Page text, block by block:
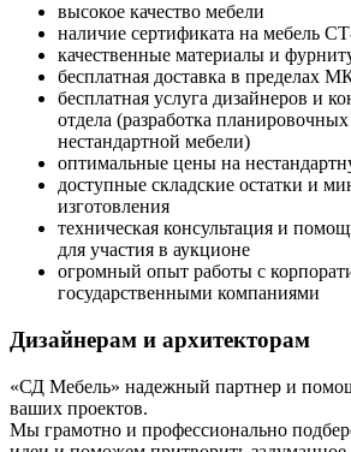
высокое качество мебели
наличие сертификата на мебель
качественные материалы и
бесплатная доставка в пределах
бесплатная услуга дизайнеров и
отдела (разработка
нестандартной мебели)
оптимальные цены на
доступные складские остатки и
изготовления
техническая консультация и
для участия в аукционе
огромный опыт работы с
государственными компаниями
Дизайнерам и архитекторам
«СД Мебель» надежный партнер и
ваших проектов.
Мы грамотно и профессионально